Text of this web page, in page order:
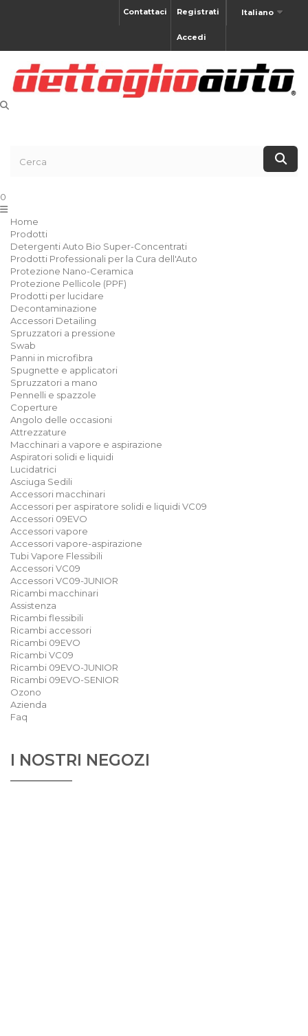
Italiano
Registrati
Accedi
Contattaci
0
Home
Prodotti
Detergenti Auto Bio Super-Concentrati
Prodotti Professionali per la Cura dell'Auto
Protezione Nano-Ceramica
Protezione Pellicole (PPF)
Prodotti per lucidare
Decontaminazione
Accessori Detailing
Spruzzatori a pressione
Swab
Panni in microfibra
Spugnette e applicatori
Spruzzatori a mano
Pennelli e spazzole
Coperture
Angolo delle occasioni
Attrezzature
Macchinari a vapore e aspirazione
Aspiratori solidi e liquidi
Lucidatrici
Asciuga Sedili
Accessori macchinari
Accessori per aspiratore solidi e liquidi VC09
Accessori 09EVO
Accessori vapore
Accessori vapore-aspirazione
Tubi Vapore Flessibili
Accessori VC09
Accessori VC09-JUNIOR
Ricambi macchinari
Assistenza
Ricambi flessibili
Ricambi accessori
Ricambi 09EVO
Ricambi VC09
Ricambi 09EVO-JUNIOR
Ricambi 09EVO-SENIOR
Ozono
Azienda
Faq
I NOSTRI NEGOZI